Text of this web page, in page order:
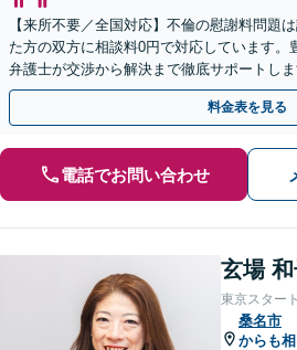
【来所不要／全国対応】不倫の慰謝料問題
た方の双方に相談料0円で対応しています。
弁護士が交渉から解決まで徹底サポートし
手金の返還保証もありますので安心してご
料金表を見る
電話でお問い合わせ
玄場
東京スター
桑名市
からも相